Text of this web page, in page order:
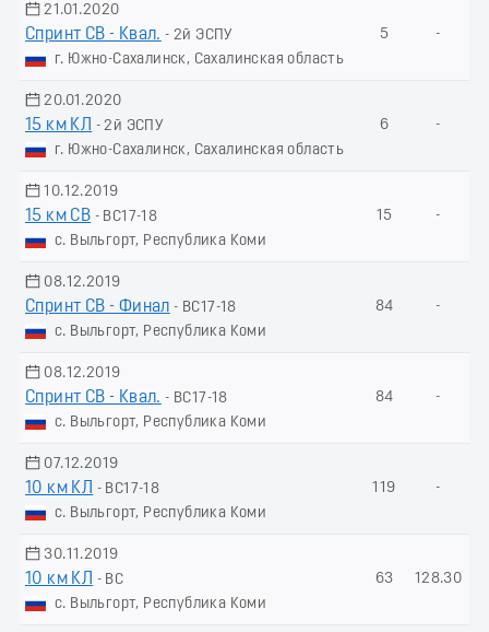
21.01.2020
Спринт СВ - Квал. - 2й ЭСПУ
г. Южно-Сахалинск, Сахалинская область
5 -
20.01.2020
15 км КЛ
- 2й ЭСПУ
г. Южно-Сахалинск, Сахалинская область
6 -
10.12.2019
15 км СВ - ВС17-18
с. Выльгорт, Республика Коми
15 -
08.12.2019
Спринт СВ - Финал - ВС17-18
с. Выльгорт, Республика Коми
84 -
08.12.2019
Спринт СВ - Квал. - ВС17-18
с. Выльгорт, Республика Коми
84 -
07.12.2019
10 км КЛ
- ВС17-18
с. Выльгорт, Республика Коми
119 -
30.11.2019
10 км КЛ
- ВС
с. Выльгорт, Республика Коми
63 128.30